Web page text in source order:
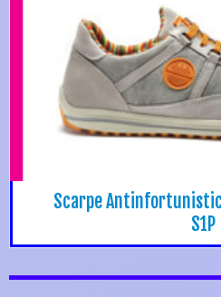
Scarpe
S1P